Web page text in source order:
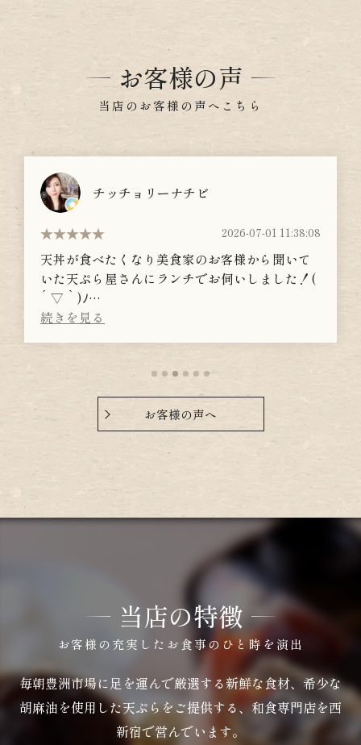
当店のお客様の声へこちら
お客様の声
チッチョリーナチビ
2026-07-01 11:38:08
天丼が食べたくなり美食家のお客様から聞いて
いた天ぷら屋さんにランチでお伺いしました！(
´ ▽ ` )ﾉ
明治36年創業の老舗「天兼」の技を受け継ぐ名
店！最大の特徴は、厳選されたごま油を使用し
薄衣で「外はサクサク、中は素材の旨味を閉じ
込めて揚げる」軽やかな江戸前天ぷらだそうで
平日、12時40分
日により混み合い、13時30分前には閉まる時が
あるので早めに来店できてよかったです！
店内に入ると、大きな声でご亭主が「いらっし
ゃいませ！」と爽やかに挨拶をしてくださいま
した！かわいい女性スタッフがカウンターにご
案内下さいました！揚げ場が見える特等席！♡
注文は季節限定のかき揚げ丼も気になりました
が天重をいただきました！
お客様の声へ
お客様の充実したお食事のひと時を演出
当店の特徴
毎朝豊洲市場に足を運んで厳選する新鮮な食材、希少な
胡麻油を使用した天ぷらをご提供する、和食専門店を西
新宿で営んでいます。